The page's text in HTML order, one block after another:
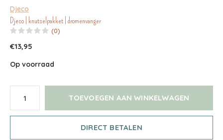
Djeco
Djeco | knutselpakket | dromenvanger
(0)
€13,95
Op voorraad
TOEVOEGEN AAN WINKELWAGEN
DIRECT BETALEN